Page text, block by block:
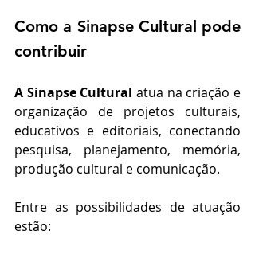
Como a Sinapse Cultural pode
contribuir
A Sinapse Cultural atua na criação e
organização de projetos culturais,
educativos e editoriais, conectando
pesquisa, planejamento, memória,
produção cultural e comunicação.
Entre as possibilidades de atuação
estão: